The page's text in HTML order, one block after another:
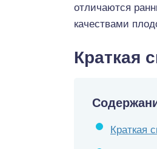
отличаются
качествами
Краткая
Краткая